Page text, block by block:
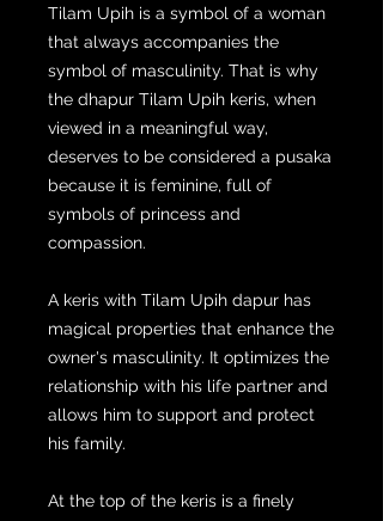
Tilam Upih is a symbol of a woman
that always accompanies the
symbol of masculinity. That is why
the dhapur Tilam Upih keris, when
viewed in a meaningful way,
deserves to be considered a pusaka
because it is feminine, full of
symbols of princess and
compassion.
A keris with Tilam Upih dapur has
magical properties that enhance the
owner's masculinity. It optimizes the
relationship with his life partner and
allows him to support and protect
his family.
At the top of the keris is a finely